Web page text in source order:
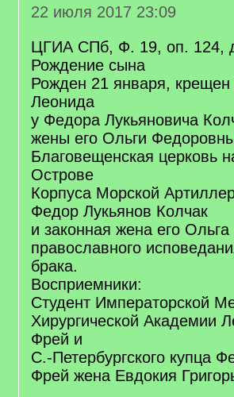
22 июля 2017 23:09
ЦГИА СПб, Ф. 19, оп. 124,
Рождение сына
Рожден 21 января,
Леонида
у Федора Лукьяновича
жены его Ольги
Благовещенская церковь
Острове
Корпуса Морской
Федор Лукьянов Колчак
и законная жена его
православного
брака.
Восприемники:
Студент Императорской
Хирургической Академии
Фрей и
С.-Петербургского купца
Фрей жена Евдокия